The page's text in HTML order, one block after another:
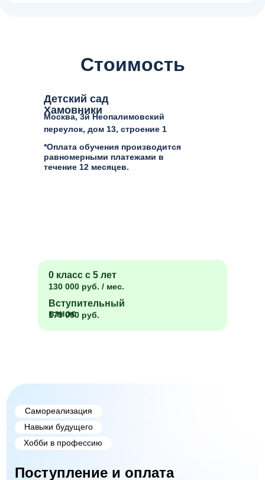
0 класс с 5 лет
130 000 руб. / мес.
Вступительный
взнос
175 000 руб.
Москва, 3й Неопалимовский
переулок, дом 13, строение 1
Детский сад
Хамовники
*Оплата обучения производится
равномерными платежами в
течение 12 месяцев.
Стоимость
Хобби в профессию
Самореализация
Навыки будущего
Поступление и оплата